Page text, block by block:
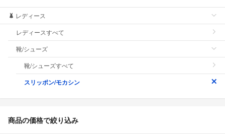
レディース
レディースすべて
靴/シューズ
靴/シューズすべて
スリッポン/モカシン
商品の価格で絞り込み